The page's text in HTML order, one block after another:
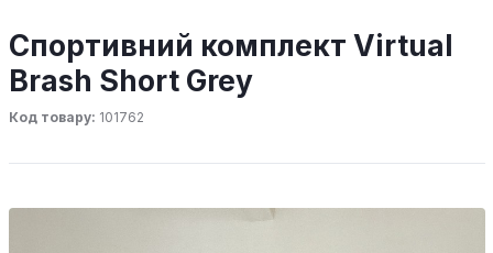
Спортивний комплект Virtual
Brash Short Grey
Код товару: 101762